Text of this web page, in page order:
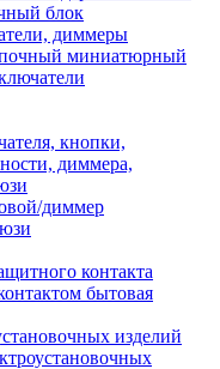
блок
диммеры
миниатюрный
кнопки,
диммера,
диммер
контакта
бытовая
изделий